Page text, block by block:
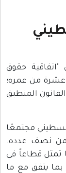
المادة رقم (6) من "اتفاقية حقوق
عشرة من عمره؛
المنطبق
مجتمعًا
من نصف عدده.
تمثل قطاعاً في
بما يتفق مع ما